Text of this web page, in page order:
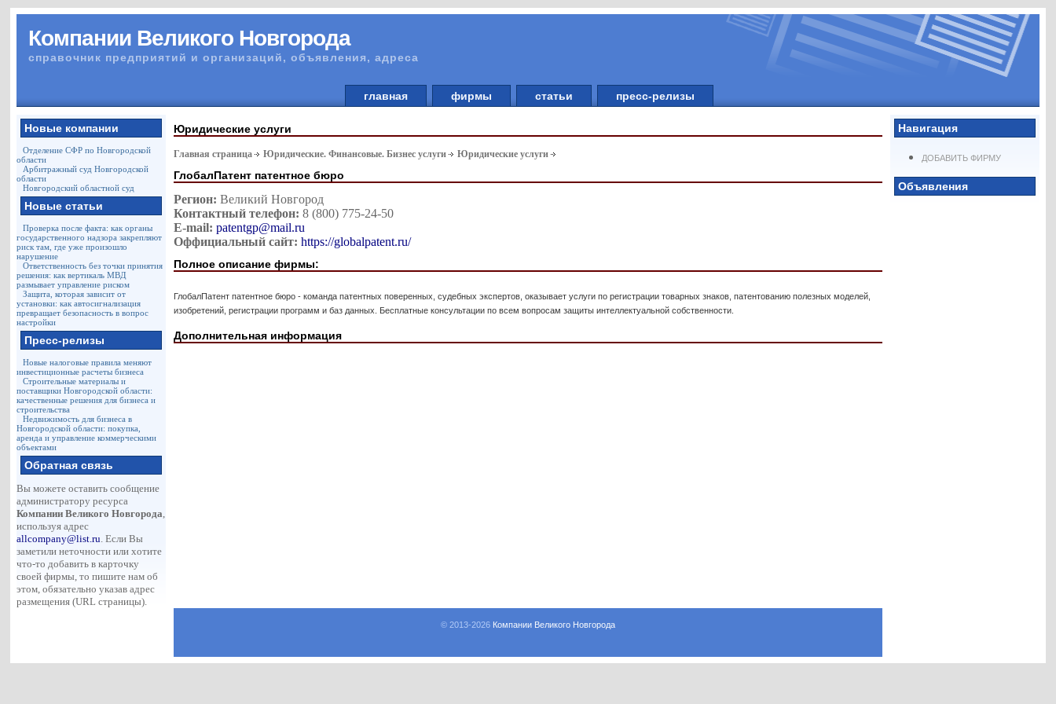
Компании Великого Новгорода
справочник предприятий и организаций, объявления, адреса
главная фирмы статьи пресс-релизы
Новые компании
Отделение СФР по Новгородской
области
Арбитражный суд Новгородской
области
Новгородский областной суд
Новые статьи
Проверка после факта: как органы
государственного надзора закрепляют
риск там, где уже произошло
нарушение
Ответственность без точки принятия
решения: как вертикаль МВД
размывает управление риском
Защита, которая зависит от
установки: как автосигнализация
превращает безопасность в вопрос
настройки
Пресс-релизы
Новые налоговые правила меняют
инвестиционные расчеты бизнеса
Строительные материалы и
поставщики Новгородской области:
качественные решения для бизнеса и
строительства
Недвижимость для бизнеса в
Новгородской области: покупка,
аренда и управление коммерческими
объектами
Обратная связь
Вы можете оставить сообщение
администратору ресурса
Компании Великого Новгорода,
используя адрес
allcompany@list.ru. Если Вы
заметили неточности или хотите
что-то добавить в карточку
своей фирмы, то пишите нам об
этом, обязательно указав адрес
размещения (URL страницы).
Навигация
ДОБАВИТЬ ФИРМУ
Объявления
Юридические услуги
Главная страница Юридические. Финансовые. Бизнес услуги Юридические услуги
ГлобалПатент патентное бюро
Регион:Великий Новгород
Контактный телефон:8 (800) 775-24-50
E-mail:patentgp@mail.ru
Оффициальный сайт:https://globalpatent.ru/
Полное описание фирмы:
ГлобалПатент патентное бюро - команда патентных поверенных, судебных экспертов, оказывает услуги по регистрации товарных знаков, патентованию полезных моделей,
изобретений, регистрации программ и баз данных. Бесплатные консультации по всем вопросам защиты интеллектуальной собственности.
Дополнительная информация
© 2013-2026 Компании Великого Новгорода